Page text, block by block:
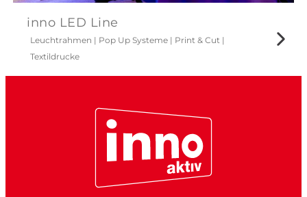
inno LED Line
Leuchtrahmen | Pop Up Systeme | Print & Cut |
Textildrucke